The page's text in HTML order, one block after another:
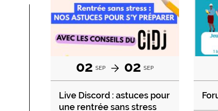
02 SEP 02 SEP
Live Discord : astuces pour
une rentrée sans stress